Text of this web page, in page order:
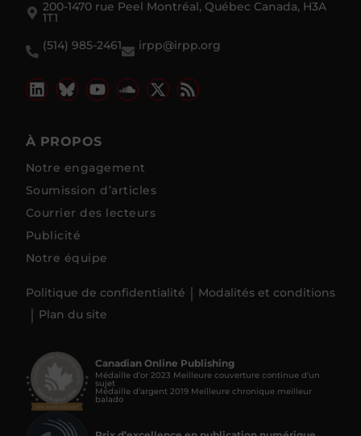
200-1470 rue Peel Montréal, Québec Canada, H3A
1T1
(514) 985-2461
irpp@irpp.org
À PROPOS
Notre engagement
Soumission d’articles
Courrier des lecteurs
Publicité
Notre équipe
Politique de confidentialité
Modalités et conditions
Plan du site
Canadian Online Publishing
Médaille d’or 2023 Meilleure couverture continue d'un
sujet
Médaille d’argent 2019 Meilleure chronique meilleur
balado